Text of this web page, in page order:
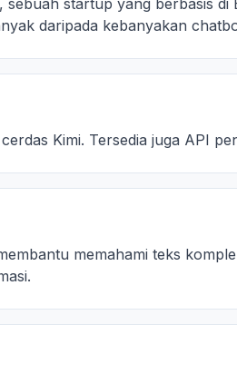
startup yang berbasis
daripada kebanyakan
Kimi. Tersedia juga API
memahami teks